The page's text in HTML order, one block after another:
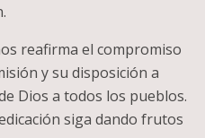
reafirma el compromiso
y su disposición a
Dios a todos los pueblos.
siga dando frutos